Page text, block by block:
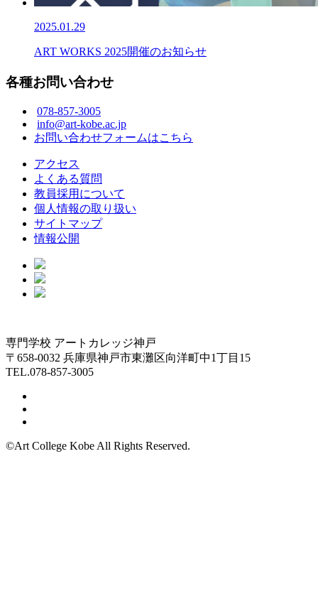
2025.01.29
ART WORKS 2025開催のお知らせ
各種お問い合わせ
078-857-3005
info@art-kobe.ac.jp
お問い合わせフォームはこちら
アクセス
よくある質問
教員採用について
個人情報の取り扱い
サイトマップ
情報公開
専門学校 アートカレッジ神戸
〒658-0032 兵庫県神戸市東灘区向洋町中1丁目15
TEL.078-857-3005
©Art College Kobe All Rights Reserved.